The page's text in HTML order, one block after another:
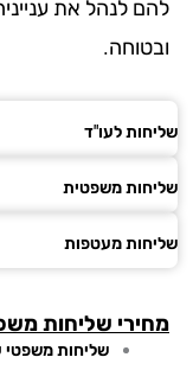
לנהל את ענייניהם
לעו"ד
משפטית
מעטפות
שליחות משפטית
שליחות משפטי עד 50 ק"מ